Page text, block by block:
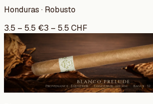
Honduras · Robusto
3.5 – 5.5 €3 – 5.5 CHF